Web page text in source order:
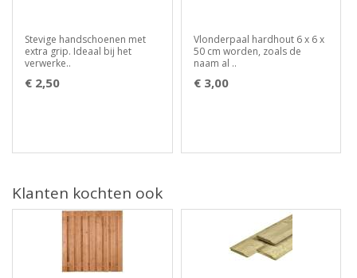
Stevige handschoenen met
extra grip. Ideaal bij het
verwerke..
€ 2,50
Vlonderpaal hardhout 6 x 6 x
50 cm worden, zoals de
naam al ..
€ 3,00
Klanten kochten ook